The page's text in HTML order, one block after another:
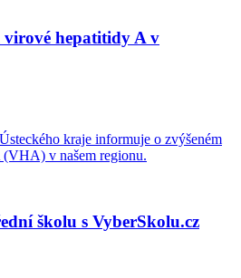
hepatitidy A v
kraje informuje o zvýšeném
v našem regionu.
školu s VyberSkolu.cz